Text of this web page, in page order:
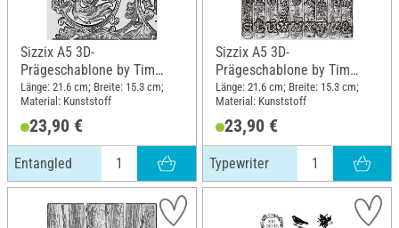
Sizzix A5 3D-
Prägeschablone by Tim
Holtz, Entangled
Länge: 21.6 cm; Breite: 15.3 cm;
Material: Kunststoff
23,90 €
Entangled
Sizzix A5 3D-
Prägeschablone by Tim
Holtz, Typewriter
Länge: 21.6 cm; Breite: 15.3 cm;
Material: Kunststoff
23,90 €
Typewriter